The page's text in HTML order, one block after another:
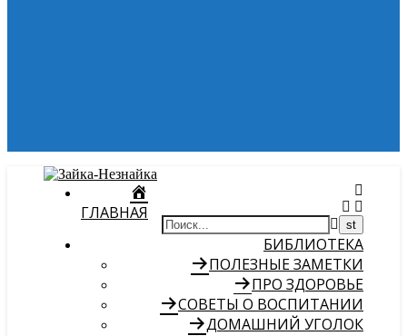
ГЛАВНАЯ
БИБЛИОТЕКА
ПОЛЕЗНЫЕ ЗАМЕТКИ
ПРО ЗДОРОВЬЕ
СОВЕТЫ О ВОСПИТАНИИ
ДОМАШНИЙ УГОЛОК